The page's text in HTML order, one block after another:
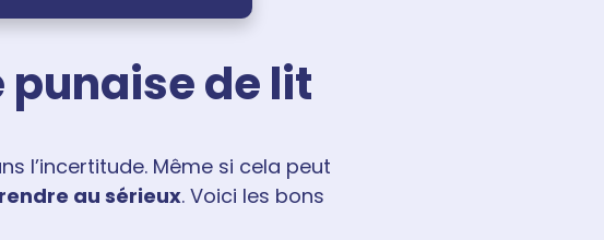
punaise de lit
l’incertitude. Même si cela peut
au sérieux. Voici les bons